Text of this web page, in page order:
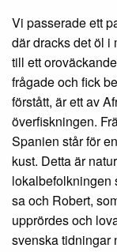
Vi passerade ett
där dracks det öl i
till ett
frågade och fick
förstått, är ett av
överfiskningen.
Spanien står för
kust. Detta är
lokalbefolkningen
sa och Robert,
upprördes och
svenska tidningar